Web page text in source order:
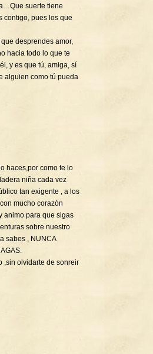
suerte tiene
contigo, pues los que
desprendes amor,
hacia todo lo que te
y es que tú, amiga, sí
alguien como tú pueda
haces,por como te lo
niña cada vez
tan exigente , a los
mucho corazón
animo para que sigas
sobre nuestro
sabes , NUNCA
,sin olvidarte de sonreir